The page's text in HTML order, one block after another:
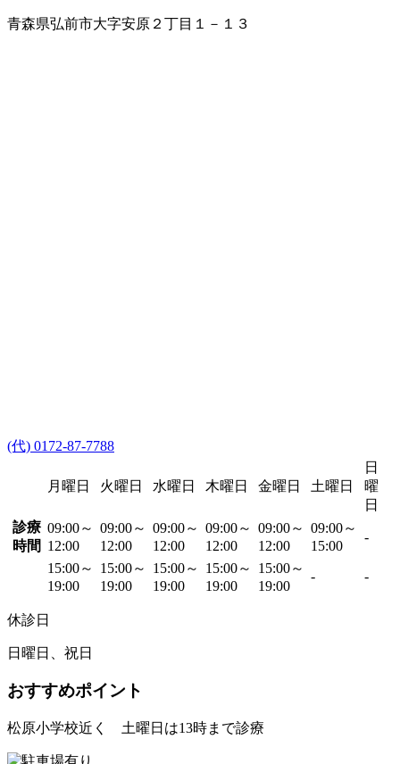
青森県弘前市大字安原２丁目１－１３
(代) 0172-87-7788
月曜日 火曜日 水曜日 木曜日 金曜日 土曜日
日
曜
日
診療
時間
09:00～
12:00
09:00～
12:00
09:00～
12:00
09:00～
12:00
09:00～
12:00
09:00～
15:00
-
15:00～
19:00
15:00～
19:00
15:00～
19:00
15:00～
19:00
15:00～
19:00
- -
休診日
日曜日、祝日
おすすめポイント
松原小学校近く 土曜日は13時まで診療